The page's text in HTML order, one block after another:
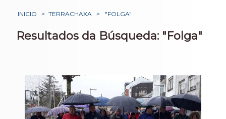
INICIO > TERRACHAXA > "FOLGA"
Resultados da Búsqueda: "Folga"